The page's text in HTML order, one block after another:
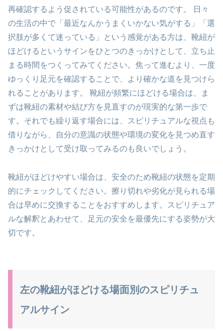
再確認するよう促されている可能性があるのです。 日々
の生活の中で「最近なんかうまくいかない気がする」「選
択肢が多くて迷っている」という感覚がある方は、靴紐が
ほどけるというサインをひとつのきっかけとして、立ち止
まる時間をつくってみてください。焦って進むより、一度
ゆっくり足元を確認することで、より確かな道を見つけら
れることがあります。 靴紐が頻繁にほどける場合は、ま
ずは靴紐の素材や結び方を見直すのが現実的な第一歩で
す。それでも繰り返す場合には、スピリチュアルな視点も
借りながら、自分の意識の状態や環境の変化を見つめ直す
きっかけとして受け取ってみるのも良いでしょう。
靴紐がほどけやすい場合は、安全のため靴紐の状態を定期
的にチェックしてください。擦り切れや劣化が見られる場
合は早めに交換することをおすすめします。スピリチュア
ルな解釈とあわせて、足元の安全を最優先にする姿勢が大
切です。
左の靴紐がほどける場面別のスピリチュ
アルサイン